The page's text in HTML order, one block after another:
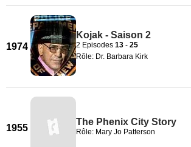
1974
Kojak - Saison 2
2 Episodes 13 - 25
Rôle: Dr. Barbara Kirk
1955
The Phenix City Story
Rôle: Mary Jo Patterson